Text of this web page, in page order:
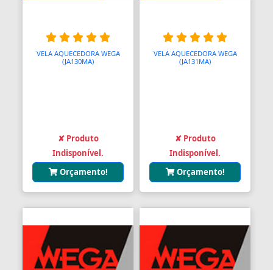
VELA AQUECEDORA WEGA
(JA130MA)
✘ Produto
Indisponível.
Orçamento!
VELA AQUECEDORA WEGA
(JA131MA)
✘ Produto
Indisponível.
Orçamento!